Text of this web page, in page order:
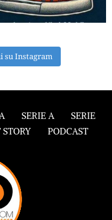
su Instagram
SERIE A
SERIE
PODCAST